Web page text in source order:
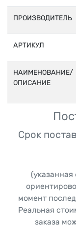
ПРОИЗВОДИТЕЛЬ
АРТИКУЛ
НАИМЕНОВАНИЕ/
ОПИСАНИЕ
Срок
(указанная
момент
Реальная
заказа